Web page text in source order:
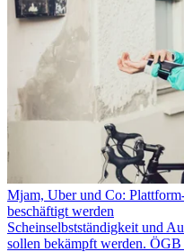
Mjam, Uber und Co:
beschäftigt werden
Scheinselbstständigkeit und
sollen bekämpft werden.